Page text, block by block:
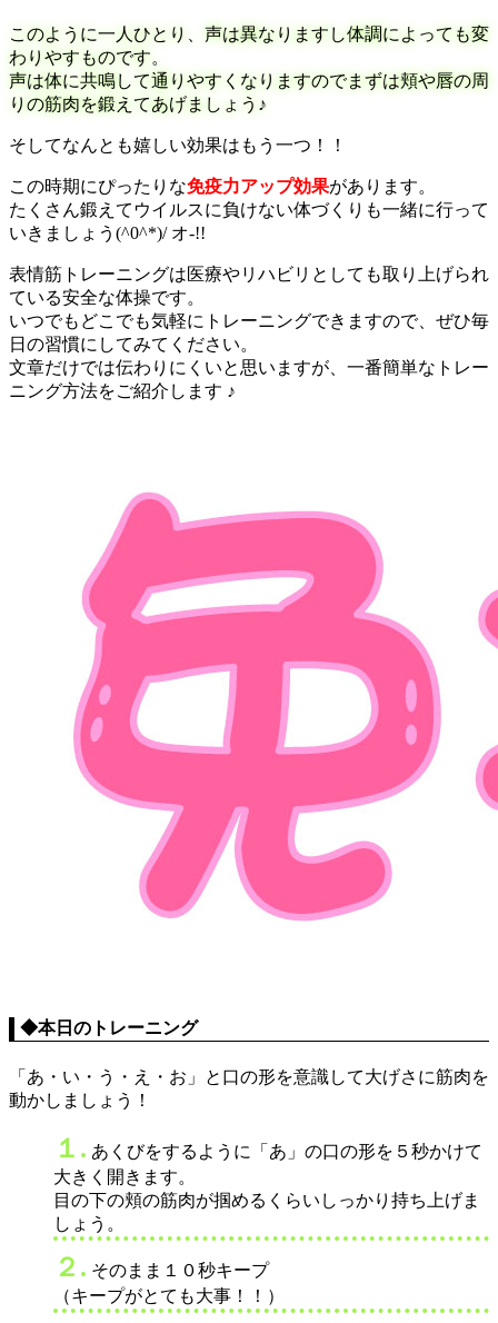
このように一人ひとり、声は異なりますし体調によっても変
わりやすものです。
声は体に共鳴して通りやすくなりますのでまずは頬や唇の周
りの筋肉を鍛えてあげましょう♪
そしてなんとも嬉しい効果はもう一つ！！
この時期にぴったりな免疫力アップ効果があります。
たくさん鍛えてウイルスに負けない体づくりも一緒に行って
いきましょう(^0^*)/ オ-!!
表情筋トレーニングは医療やリハビリとしても取り上げられ
ている安全な体操です。
いつでもどこでも気軽にトレーニングできますので、ぜひ毎
日の習慣にしてみてください。
文章だけでは伝わりにくいと思いますが、一番簡単なトレー
ニング方法をご紹介します ♪
◆本日のトレーニング
「あ・い・う・え・お」と口の形を意識して大げさに筋肉を
動かしましょう！
１. あくびをするように「あ」の口の形を５秒かけて
大きく開きます。
目の下の頬の筋肉が掴めるくらいしっかり持ち上げま
しょう。
２. そのまま１０秒キープ
（キープがとても大事！！）